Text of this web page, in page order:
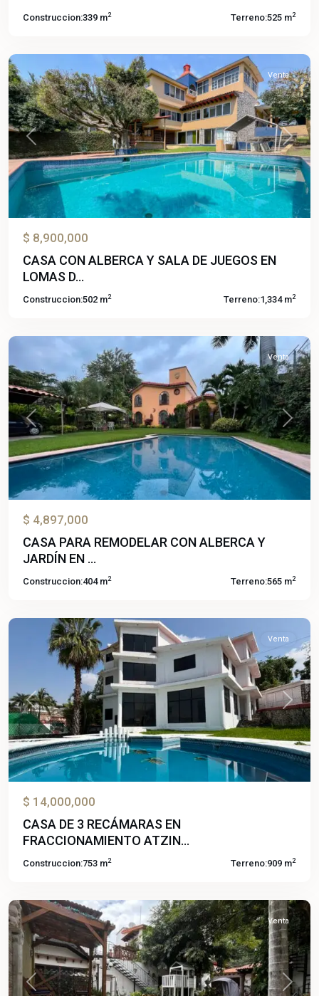
Construccion:339 m2 Terreno:525 m2
Cuernavaca,
Previous Next
Venta
$ 8,900,000
CASA CON ALBERCA Y SALA DE JUEGOS EN
LOMAS D...
Construccion:502 m2 Terreno:1,334 m2
Lomas
Cuernavaca,
Previous Next
Venta
$ 4,897,000
CASA PARA REMODELAR CON ALBERCA Y
JARDÍN EN ...
Construccion:404 m2 Terreno:565 m2
Burgos,
Previous Next
Venta
$ 14,000,000
CASA DE 3 RECÁMARAS EN
FRACCIONAMIENTO ATZIN...
Construccion:753 m2 Terreno:909 m2
Acapantzingo,
Previous Next
Venta